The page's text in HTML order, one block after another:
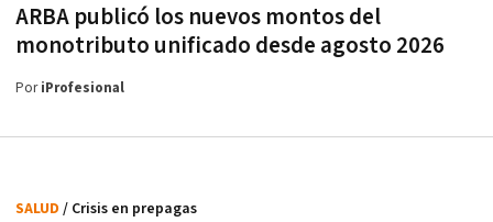
ARBA publicó los nuevos montos del
monotributo unificado desde agosto 2026
PoriProfesional
SALUD / Crisis en prepagas